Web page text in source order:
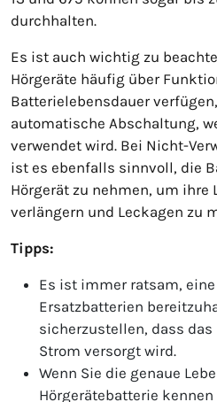
durchhalten.
Es ist auch wichtig zu
Hörgeräte häufig über
Batterielebensdauer
automatische Abschaltung,
verwendet wird. Bei Nicht-
ist es ebenfalls sinnvoll, die
Hörgerät zu nehmen, um ihre
verlängern und Leckagen zu
Tipps:
Es ist immer ratsam, eine
Ersatzbatterien
sicherzustellen, dass
Strom versorgt wird.
Wenn Sie die genaue
Hörgerätebatterie